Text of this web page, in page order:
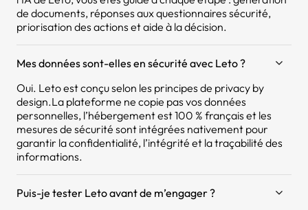
de documents, réponses aux questionnaires sécurité,
priorisation des actions et aide à la décision.
Mes données sont-elles en sécurité avec Leto ?
Oui. Leto est conçu selon les principes de privacy by
design.La plateforme ne copie pas vos données
personnelles, l’hébergement est 100 % français et les
mesures de sécurité sont intégrées nativement pour
garantir la confidentialité, l’intégrité et la traçabilité des
informations.
Puis-je tester Leto avant de m’engager ?